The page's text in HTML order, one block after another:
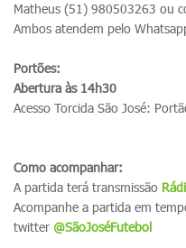
Matheus (51) 980503263 ou
Ambos atendem pelo
Portões:
Abertura às 14h30
Acesso Torcida São José:
Como acompanhar:
A partida terá transmissão R
Acompanhe a partida em
twitter @SãoJoséFutebol